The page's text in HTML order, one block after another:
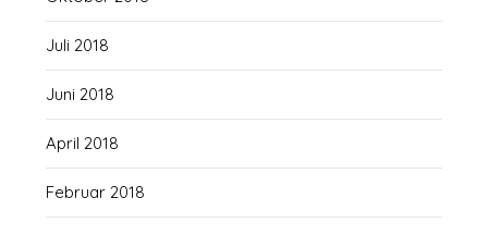
Juli 2018
Juni 2018
April 2018
Februar 2018